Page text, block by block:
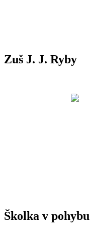
Zuš J. J. Ryby
Školka v pohybu